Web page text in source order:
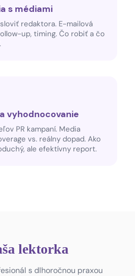
s médiami
redaktora. E-mailová
up, timing. Čo robiť a čo
vyhodnocovanie
PR kampaní. Media
vs. reálny dopad. Ako
ale efektívny report.
lektorka
s dlhoročnou praxou